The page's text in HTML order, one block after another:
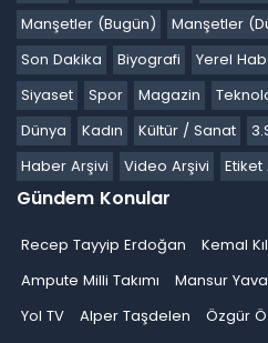
Manşetler (Bugün)
Manşetler
Son Dakika
Biyografi Yerel
Siyaset
Spor Magazin
Dünya
Kadın Kültür / Sanat
Haber Arşivi
Video Arşivi Etiket
Gündem Konular
Recep Tayyip Erdoğan Kemal
Ampute Milli Takımı
Mansur
Yol TV
Alper Taşdelen Özgür